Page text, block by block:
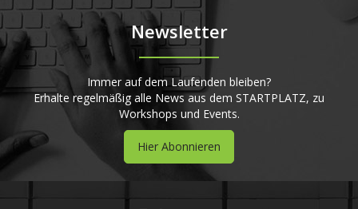
Newsletter
Immer auf dem Laufenden bleiben?
Erhalte regelmäßig alle News aus dem STARTPLATZ, zu
Workshops und Events.
Hier Abonnieren